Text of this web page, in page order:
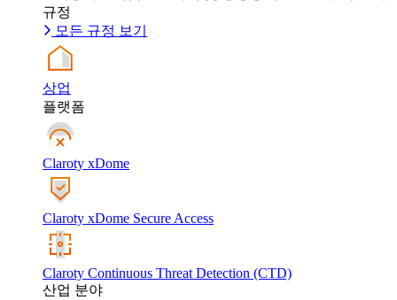
규정
모든 규정 보기
상업
플랫폼
Claroty xDome
Claroty xDome Secure Access
Claroty Continuous Threat Detection (CTD)
산업 분야